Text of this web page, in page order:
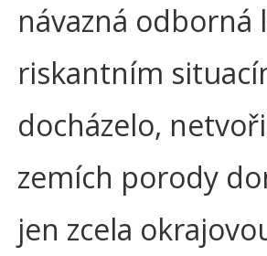
návazná odborná
riskantním
docházelo,
zemích porody
jen zcela